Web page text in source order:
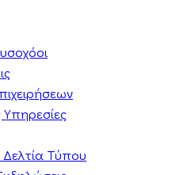
Δελτία Τύπου